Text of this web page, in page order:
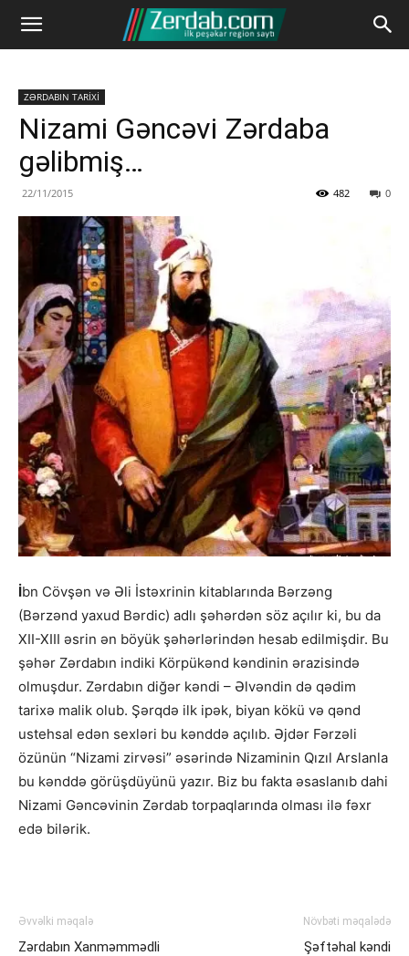
ZƏRDABIN TARİXİ
Nizami Gəncəvi Zərdaba
gəlibmiş…
22/11/2015 0
482
İbn Cövşən və Əli İstəxrinin kitablarında Bərzəng
(Bərzənd yaxud Bərdic) adlı şəhərdən söz açılır ki, bu da
XII-XIII əsrin ən böyük şəhərlərindən hesab edilmişdir. Bu
şəhər Zərdabın indiki Körpükənd kəndinin ərazisində
olmuşdur. Zərdabın diğər kəndi – Əlvəndin də qədim
tarixə malik olub. Şərqdə ilk ipək, biyan kökü və qənd
ustehsal edən sexləri bu kənddə açılıb. Əjdər Fərzəli
özünün “Nizami zirvəsi” əsərində Nizaminin Qızıl Arslanla
bu kənddə görüşdüyünü yazır. Biz bu fakta əsaslanıb dahi
Nizami Gəncəvinin Zərdab torpaqlarında olması ilə fəxr
edə bilərik.
Əvvəlki məqalə
Zərdabın Xanməmmədli
Növbəti məqalədə
Şəftəhal kəndi